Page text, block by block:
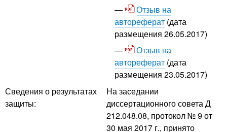
Отзыв на
автореферат (дата
размещения 26.05.2017)
Отзыв на
автореферат (дата
размещения 23.05.2017)
Сведения о результатах
защиты:
На заседании
диссертационного совета Д
212.048.08, протокол № 9 от
30 мая 2017 г., принято